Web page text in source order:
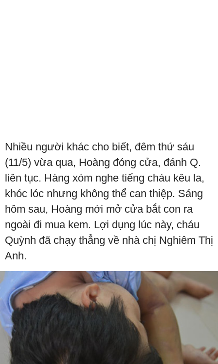
Nhiều người khác cho biết, đêm thứ sáu
(11/5) vừa qua, Hoàng đóng cửa, đánh Q.
liên tục. Hàng xóm nghe tiếng cháu kêu la,
khóc lóc nhưng không thể can thiệp. Sáng
hôm sau, Hoàng mới mở cửa bắt con ra
ngoài đi mua kem. Lợi dụng lúc này, cháu
Quỳnh đã chạy thẳng về nhà chị Nghiêm Thị
Anh.